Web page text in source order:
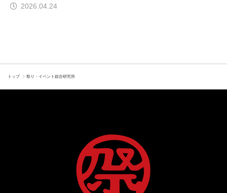
2026.04.24
トップ 祭り・イベント総合研究所